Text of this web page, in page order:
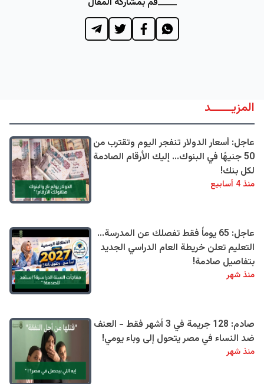
المزيــــــد
عاجل: أسعار الدولار تنفجر اليوم وتقترب من
50 جنيهًا في البنوك... إليك الأرقام الصادمة
لكل بنك!
منذ 4 أسابيع
عاجل: 65 يوماً فقط تفصلك عن المدرسة...
التعليم تعلن خريطة العام الدراسي الجديد
بتفاصيل صادمة!
منذ شهر
صادم: 128 جريمة في 3 أشهر فقط - العنف
ضد النساء في مصر يتحول إلى وباء يومي!
منذ شهر